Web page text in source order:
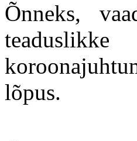
Õnneks,
lõpus.